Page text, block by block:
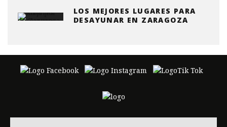
LOS MEJORES LUGARES PARA
DESAYUNAR EN ZARAGOZA